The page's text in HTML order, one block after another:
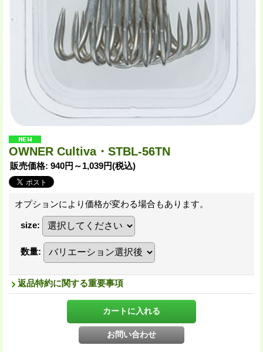
OWNER Cultiva・STBL-56TN
販売価格: 940円～1,039円(税込)
オプションにより価格が変わる場合もあります。
size:
数量:
返品特約に関する重要事項